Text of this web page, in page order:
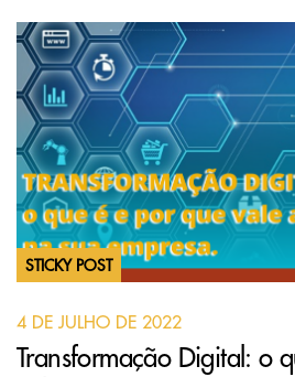
STICKY POST
4 DE JULHO DE 2022
Transformação Digital: o